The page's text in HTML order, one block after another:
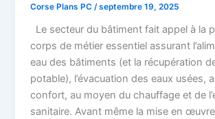
Corse Plans PC/septembre 19, 2025
Le secteur du bâtiment fait appel à la
corps de métier essentiel assurant
eau des bâtiments (et la récupération de
potable), l’évacuation des eaux usées,
confort, au moyen du chauffage et de
sanitaire. Avant même la mise en